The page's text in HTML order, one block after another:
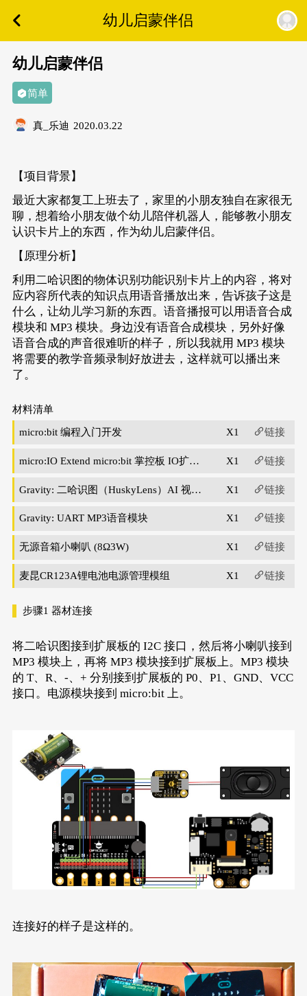
幼儿启蒙伴侣
幼儿启蒙伴侣
简单
真_乐迪 2020.03.22
【项目背景】
最近大家都复工上班去了，家里的小朋友独自在家很无
聊，想着给小朋友做个幼儿陪伴机器人，能够教小朋友
认识卡片上的东西，作为幼儿启蒙伴侣。
【原理分析】
利用二哈识图的物体识别功能识别卡片上的内容，将对
应内容所代表的知识点用语音播放出来，告诉孩子这是
什么，让幼儿学习新的东西。语音播报可以用语音合成
模块和 MP3 模块。身边没有语音合成模块，另外好像
语音合成的声音很难听的样子，所以我就用 MP3 模块
将需要的教学音频录制好放进去，这样就可以播出来
了。
材料清单
micro:bit 编程入门开发 X1 链接
micro:IO Extend micro:bit 掌控板 IO扩展
X1 链接
Gravity: 二哈识图（HuskyLens）AI 视觉
X1 链接
Gravity: UART MP3语音模块 X1 链接
无源音箱小喇叭 (8Ω3W) X1 链接
麦昆CR123A锂电池电源管理模组 X1 链接
步骤1 器材连接
将二哈识图接到扩展板的 I2C 接口，然后将小喇叭接到
MP3 模块上，再将 MP3 模块接到扩展板上。MP3 模块
的 T、R、-、+ 分别接到扩展板的 P0、P1、GND、VCC
接口。电源模块接到 micro:bit 上。
连接好的样子是这样的。